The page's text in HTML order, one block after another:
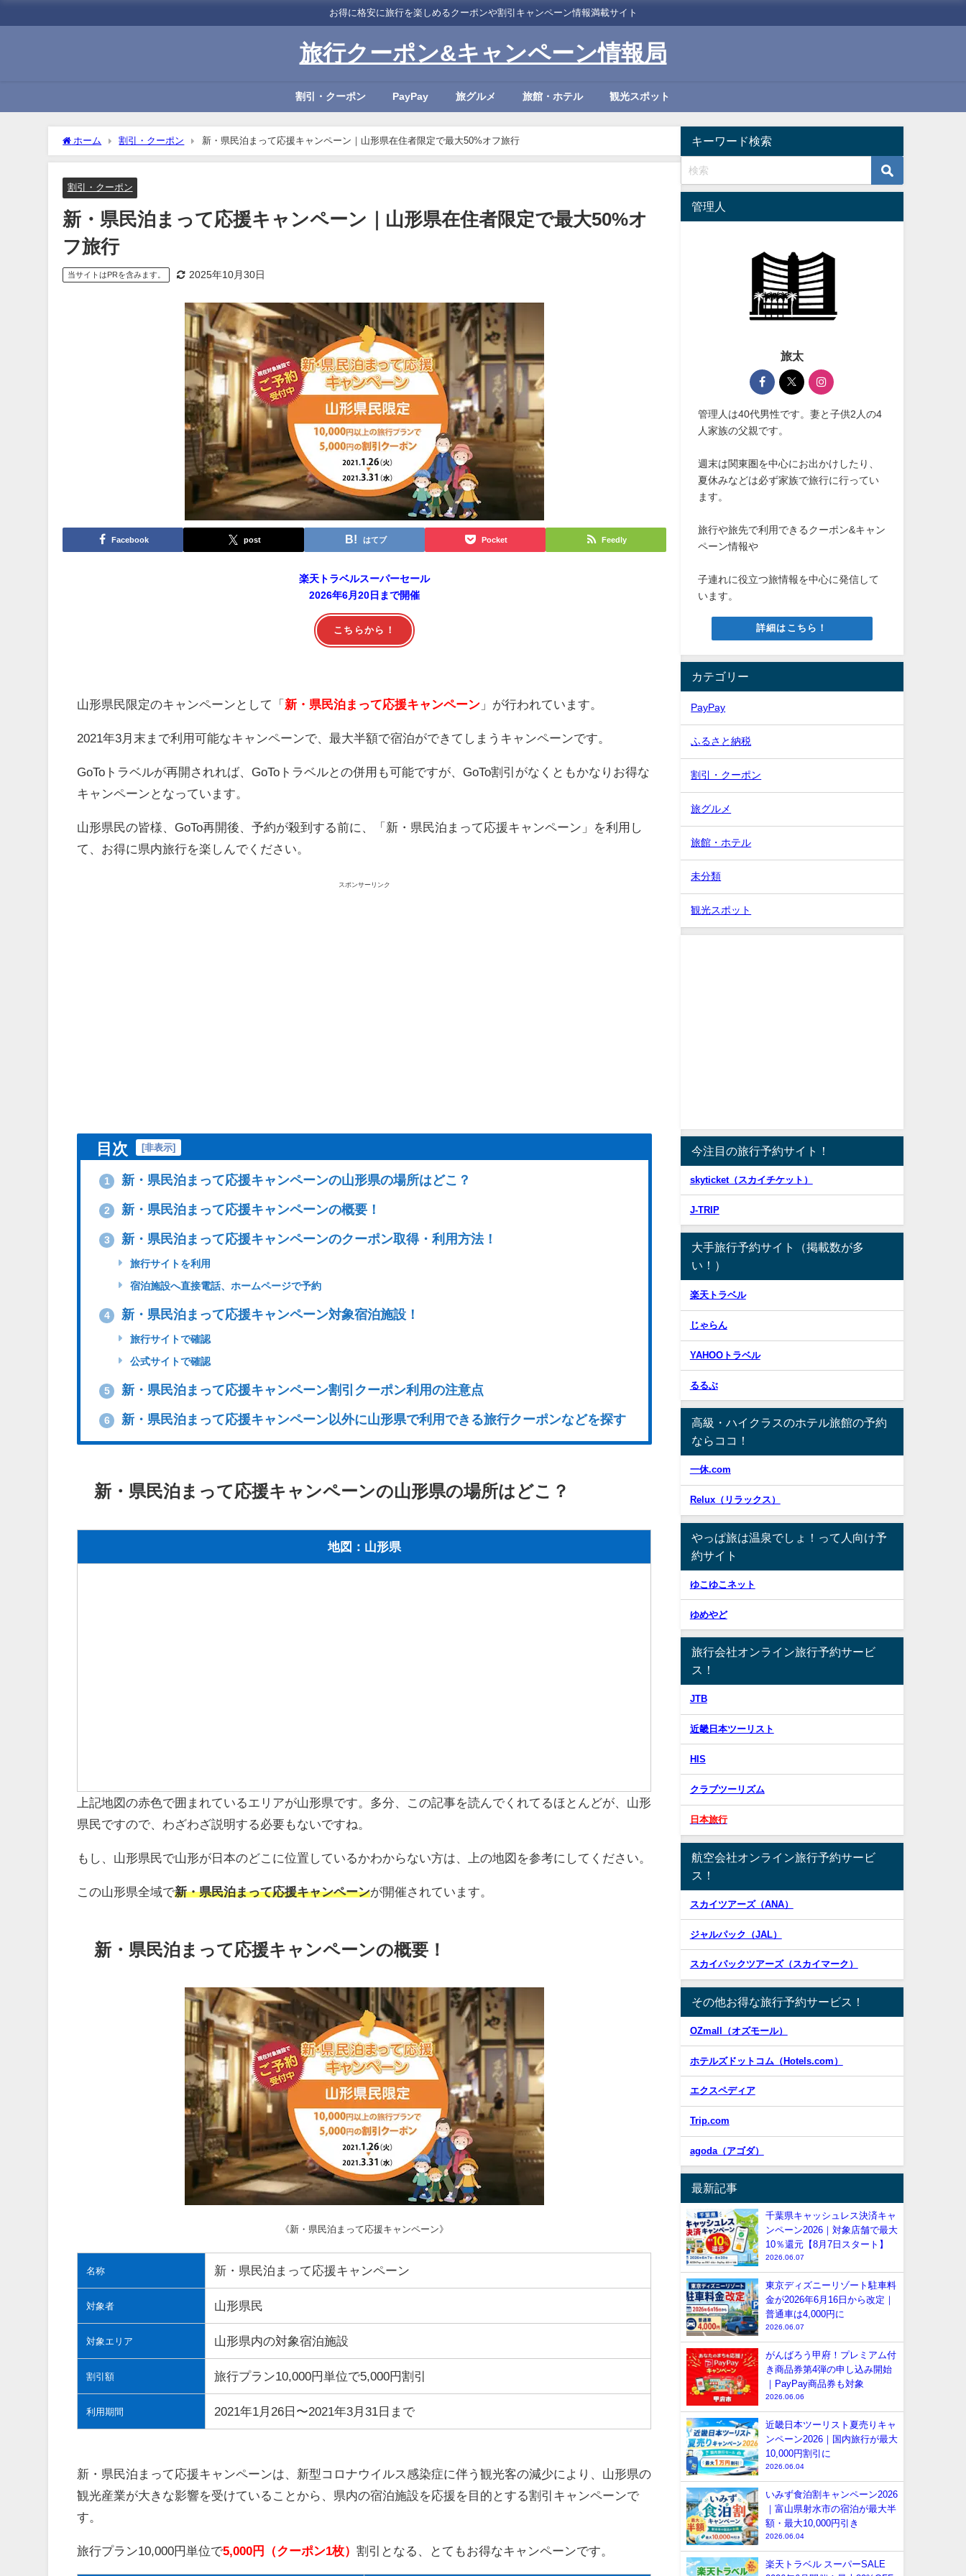
お得に格安に旅行を楽しめるクーポンや割引キャンペーン情報満載サイト
旅行クーポン&キャンペーン情報局
割引・クーポン PayPay 旅グルメ 旅館・ホテル 観光スポット
ホーム 割引・クーポン 新・県民泊まって応援キャンペーン｜山形県在住者限定で最大50%オフ旅行
割引・クーポン
新・県民泊まって応援キャンペーン｜山形県在住者限定で最大50%オ
フ旅行
当サイトはPRを含みます。 2025年10月30日
Facebook post はてブ Pocket Feedly
楽天トラベルスーパーセール
2026年6月20日まで開催
こちらから！
山形県民限定のキャンペーンとして「 新・県民泊まって応援キャンペーン 」が行われています。
2021年3月末まで利用可能なキャンペーンで、最大半額で宿泊ができてしまうキャンペーンです。
GoToトラベルが再開されれば、GoToトラベルとの併用も可能ですが、GoTo割引がなくともかなりお得な
キャンペーンとなっています。
山形県民の皆様、GoTo再開後、予約が殺到する前に、「新・県民泊まって応援キャンペーン」を利用し
て、お得に県内旅行を楽しんでください。
スポンサーリンク
目次 [非表示]
1 新・県民泊まって応援キャンペーンの山形県の場所はどこ？
2 新・県民泊まって応援キャンペーンの概要！
3 新・県民泊まって応援キャンペーンのクーポン取得・利用方法！
旅行サイトを利用
宿泊施設へ直接電話、ホームページで予約
4 新・県民泊まって応援キャンペーン対象宿泊施設！
旅行サイトで確認
公式サイトで確認
5 新・県民泊まって応援キャンペーン割引クーポン利用の注意点
6 新・県民泊まって応援キャンペーン以外に山形県で利用できる旅行クーポンなどを探す
新・県民泊まって応援キャンペーンの山形県の場所はどこ？
地図：山形県
上記地図の赤色で囲まれているエリアが山形県です。多分、この記事を読んでくれてるほとんどが、山形
県民ですので、わざわざ説明する必要もないですね。
もし、山形県民で山形が日本のどこに位置しているかわからない方は、上の地図を参考にしてください。
この山形県全域で新・県民泊まって応援キャンペーンが開催されています。
新・県民泊まって応援キャンペーンの概要！
《新・県民泊まって応援キャンペーン》
名称 新・県民泊まって応援キャンペーン
対象者 山形県民
対象エリア 山形県内の対象宿泊施設
割引額 旅行プラン10,000円単位で5,000円割引
利用期間 2021年1月26日〜2021年3月31日まで
新・県民泊まって応援キャンペーンは、 新型コロナウイルス感染症に伴う観光客の減少により、山形県の
観光産業が大きな影響を受けていることから、県内の宿泊施設を応援を 目的とする割引キャンペーンで
す。
旅行プラン10,000円単位で5,000円（クーポン1枚）割引となる、とてもお得なキャンペーンです。
キーワード検索
管理人
旅太
管理人は40代男性です。妻と子供2人の4
人家族の父親です。
週末は関東圏を中心にお出かけしたり、
夏休みなどは必ず家族で旅行に行ってい
ます。
旅行や旅先で利用できるクーポン&キャン
ペーン情報や
子連れに役立つ旅情報を中心に発信して
います。
詳細はこちら！
カテゴリー
PayPay
ふるさと納税
割引・クーポン
旅グルメ
旅館・ホテル
未分類
観光スポット
今注目の旅行予約サイト！
skyticket（スカイチケット）
J-TRIP
大手旅行予約サイト（掲載数が多
い！）
楽天トラベル
じゃらん
YAHOOトラベル
るるぶ
高級・ハイクラスのホテル旅館の予約
ならココ！
一休.com
Relux（リラックス）
やっぱ旅は温泉でしょ！って人向け予
約サイト
ゆこゆこネット
ゆめやど
旅行会社オンライン旅行予約サービ
ス！
JTB
近畿日本ツーリスト
HIS
クラブツーリズム
日本旅行
航空会社オンライン旅行予約サービ
ス！
スカイツアーズ（ANA）
ジャルパック（JAL）
スカイパックツアーズ（スカイマーク）
その他お得な旅行予約サービス！
OZmall（オズモール）
ホテルズドットコム（Hotels.com）
エクスペディア
Trip.com
agoda（アゴダ）
最新記事
千葉県キャッシュレス決済キャ
ンペーン2026｜対象店舗で最大
10％還元【8月7日スタート】
2026.06.07
東京ディズニーリゾート駐車料
金が2026年6月16日から改定｜
普通車は4,000円に
2026.06.07
がんばろう甲府！プレミアム付
き商品券第4弾の申し込み開始
｜PayPay商品券も対象
2026.06.06
近畿日本ツーリスト夏売りキャ
ンペーン2026｜国内旅行が最大
10,000円割引に
2026.06.04
いみず食泊割キャンペーン2026
｜富山県射水市の宿泊が最大半
額・最大10,000円引き
2026.06.04
楽天トラベル スーパーSALE